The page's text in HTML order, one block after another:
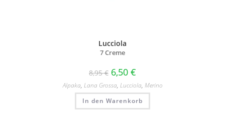
Lucciola
7 Creme
8,95€ 6,50 €
Alpaka, Lana Grossa, Lucciola, Merino
In den Warenkorb